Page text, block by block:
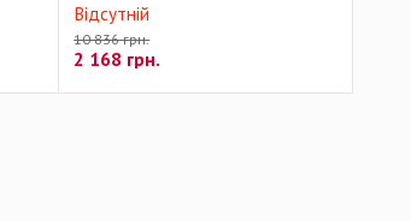
Відсутній
10 836 грн.
2 168 грн.